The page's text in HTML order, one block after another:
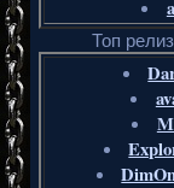
Топ